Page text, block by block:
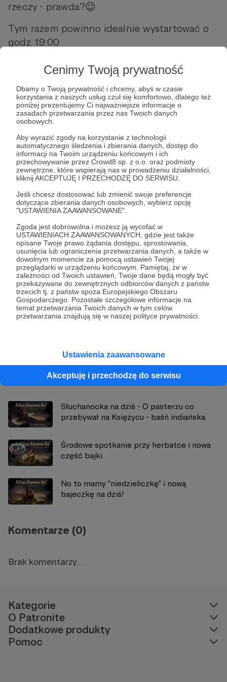
Cenimy Twoją prywatność
Dbamy o Twoją prywatność i chcemy, abyś w czasie
korzystania z naszych usług czuł się komfortowo, dlatego też
poniżej prezentujemy Ci najważniejsze informacje o
zasadach przetwarzania przez nas Twoich danych
osobowych.
Aby wyrazić zgody na korzystanie z technologii
automatycznego śledzenia i zbierania danych, dostęp do
informacji na Twoim urządzeniu końcowym i ich
przechowywanie przez Crowd8 sp. z o.o. oraz podmioty
zewnętrzne, które wspierają nas w prowadzeniu działalności,
kliknij AKCEPTUJĘ I PRZECHODZĘ DO SERWISU.
Jeśli chcesz dostosować lub zmienić swoje preferencje
dotyczące zbierania danych osobowych, wybierz opcję
"USTAWIENIA ZAAWANSOWANE".
Zgoda jest dobrowolna i możesz ją wycofać w
USTAWIENIACH ZAAWANSOWANYCH, gdzie jest także
opisane Twoje prawo żądania dostępu, sprostowania,
usunięcia lub ograniczenia przetwarzania danych, a także w
dowolnym momencie za pomocą ustawień Twojej
przeglądarki w urządzeniu końcowym. Pamiętaj, że w
zależności od Twoich ustawień, Twoje dane będą mogły być
przekazywane do zewnętrznych odbiorców danych z państw
trzecich tj. z państw spoza Europejskiego Obszaru
Gospodarczego. Pozostałe szczegółowe informacje na
temat przetwarzania Twoich danych w tym celów
przetwarzania znajdują się w naszej polityce prywatności.
Ustawienia zaawansowane
Akceptuję i przechodzę do serwisu
rzeczy - prawda?😉
Tym razem powinno idealnie wystartować o
godz. 19:00
Zapraszam więc serdecznie
i DO POSŁUCHANIA!😊😊😊
I zapraszam i zachęcam i zanęcam - do
subskrybowania kanału "Słuchanocki",
oczywiście!! 🤣😎
podcast bajki baśnie legendy
Udostępnij
Słuchanocki
Zobacz również
Słuchanocka na dziś - O pasterzu co
przebywał na Księżycu - baśń indiańska
Środowe spotkanie przy herbatce i nowa
część bajki
No to mamy "niedzieliczkę" i nową
bajeczkę na dziś!
Komentarze (0)
Brak komentarzy...
Kategorie
O Patronite
Dodatkowe produkty
Pomoc